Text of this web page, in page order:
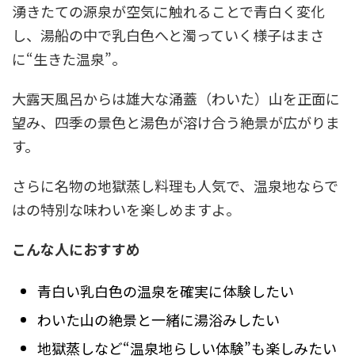
湧きたての源泉が空気に触れることで青白く変化
し、湯船の中で乳白色へと濁っていく様子はまさ
に“生きた温泉”。
大露天風呂からは雄大な涌蓋（わいた）山を正面に
望み、四季の景色と湯色が溶け合う絶景が広がりま
す。
さらに名物の地獄蒸し料理も人気で、温泉地ならで
はの特別な味わいを楽しめますよ。
こんな人におすすめ
青白い乳白色の温泉を確実に体験したい
わいた山の絶景と一緒に湯浴みしたい
地獄蒸しなど“温泉地らしい体験”も楽しみたい